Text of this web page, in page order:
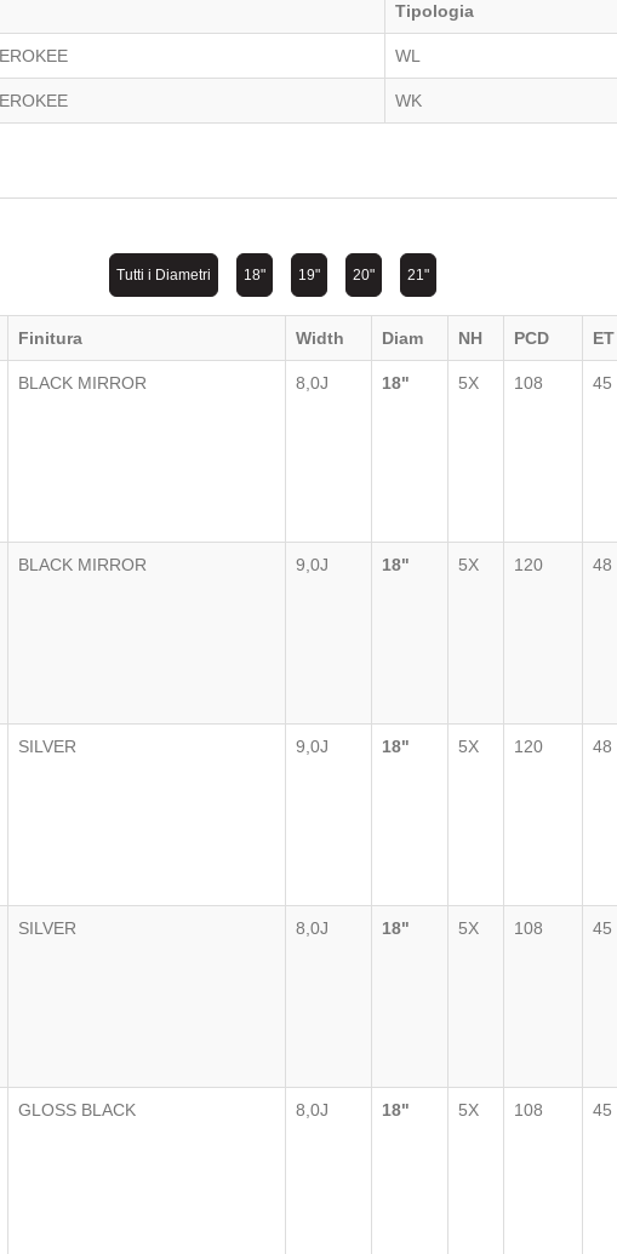
Tipologia
WL
WK
Tutti i Diametri 18" 19" 20" 21"
Finitura Width Diam NH PCD ET
BLACK MIRROR 8,0J 18" 5X 108 45
BLACK MIRROR 9,0J 18" 5X 120 48
SILVER 9,0J 18" 5X 120 48
SILVER 8,0J 18" 5X 108 45
GLOSS BLACK 8,0J 18" 5X 108 45